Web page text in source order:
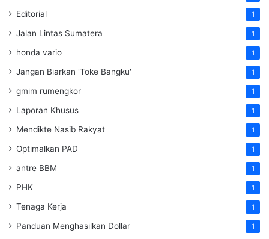
Editorial 1
Jalan Lintas Sumatera 1
honda vario 1
Jangan Biarkan 'Toke Bangku' 1
gmim rumengkor 1
Laporan Khusus 1
Mendikte Nasib Rakyat 1
Optimalkan PAD 1
antre BBM 1
PHK 1
Tenaga Kerja 1
Panduan Menghasilkan Dollar 1